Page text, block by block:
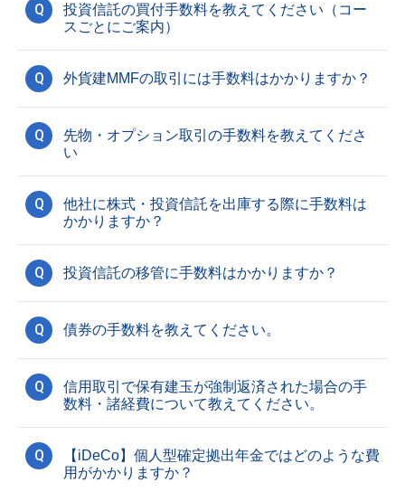
Q
投資信託の買付手数料を教えてください（コー
スごとにご案内）
Q 外貨建MMFの取引には手数料はかかりますか？
Q
先物・オプション取引の手数料を教えてくださ
い
Q
他社に株式・投資信託を出庫する際に手数料は
かかりますか？
Q 投資信託の移管に手数料はかかりますか？
Q 債券の手数料を教えてください。
Q
信用取引で保有建玉が強制返済された場合の手
数料・諸経費について教えてください。
Q
【iDeCo】個人型確定拠出年金ではどのような費
用がかかりますか？